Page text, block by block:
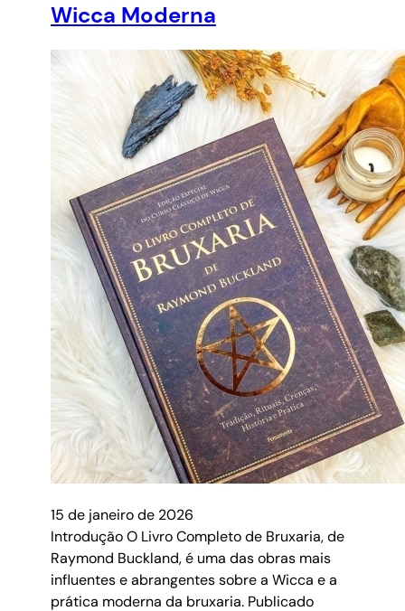
Wicca Moderna
15 de janeiro de 2026
Introdução O Livro Completo de Bruxaria, de
Raymond Buckland, é uma das obras mais
influentes e abrangentes sobre a Wicca e a
prática moderna da bruxaria. Publicado